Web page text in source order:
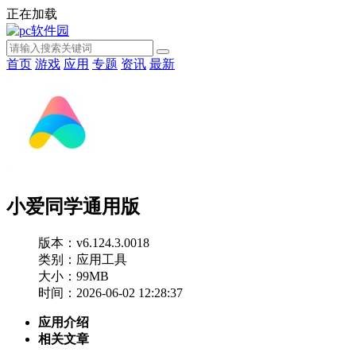
正在加载
首页 游戏 应用 专题 资讯 最新
小爱同学通用版
版本：v6.124.3.0018
类别：应用工具
大小：99MB
时间：2026-06-02 12:28:37
应用介绍
相关文章